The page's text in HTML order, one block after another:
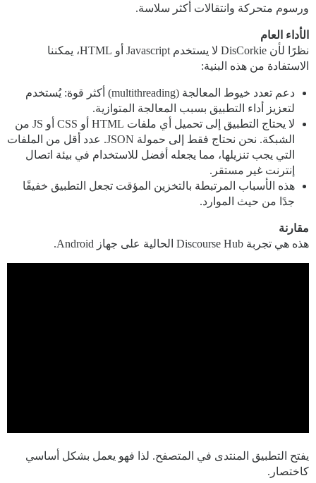
ورسوم متحركة وانتقالات أكثر سلاسة.
الأداء العام
نظرًا لأن DisCorkie لا يستخدم Javascript أو HTML، يمكننا
الاستفادة من هذه البنية:
دعم تعدد خيوط المعالجة (multithreading) أكثر قوة: يُستخدم
لتعزيز أداء التطبيق بسبب المعالجة المتوازية.
لا يحتاج التطبيق إلى تحميل أي ملفات HTML أو CSS أو JS من
الشبكة. نحن نحتاج فقط إلى حمولة JSON. عدد أقل من الملفات
التي يجب تنزيلها، مما يجعله أفضل للاستخدام في بيئة اتصال
إنترنت غير مستقر.
هذه الأسباب المرتبطة بالتخزين المؤقت تجعل التطبيق خفيفًا
جدًا من حيث الموارد.
مقارنة
هذه هي تجربة Discourse Hub الحالية على جهاز Android.
يفتح التطبيق المنتدى في المتصفح. لذا فهو يعمل بشكل أساسي
كاختصار.